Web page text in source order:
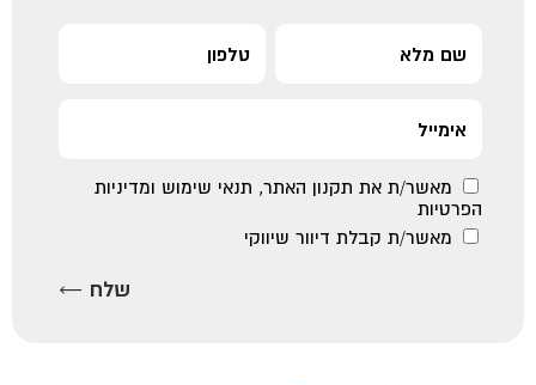
מאשר/ת את תקנון האתר, תנאי שימוש ומדיניות
הפרטיות
מאשר/ת קבלת דיוור שיווקי